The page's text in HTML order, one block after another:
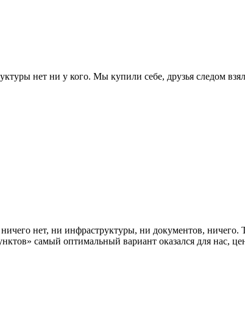
нет ни у кого. Мы купили себе, друзья следом
нет, ни инфраструктуры, ни документов,
самый оптимальный вариант оказался для нас,